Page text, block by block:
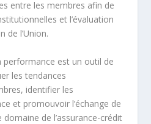
entre les membres afin de
et l’évaluation
de l’Union.
performance est un outil de
les tendances
identifier les
et promouvoir l’échange de
de l’assurance-crédit